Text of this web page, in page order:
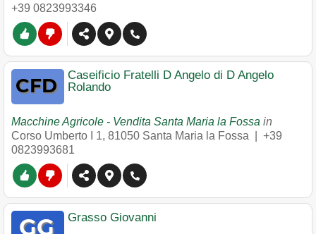
+39 0823993346
Caseificio Fratelli D Angelo di D Angelo
Rolando
Macchine Agricole - Vendita Santa Maria la Fossa in
Corso Umberto I 1, 81050 Santa Maria la Fossa
+39
0823993681
Grasso Giovanni